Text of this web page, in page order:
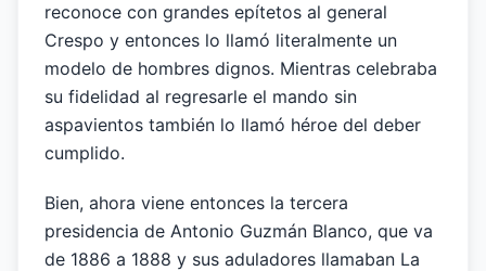
reconoce con grandes epítetos al general
Crespo y entonces lo llamó literalmente un
modelo de hombres dignos. Mientras celebraba
su fidelidad al regresarle el mando sin
aspavientos también lo llamó héroe del deber
cumplido.
Bien, ahora viene entonces la tercera
presidencia de Antonio Guzmán Blanco, que va
de 1886 a 1888 y sus aduladores llamaban La